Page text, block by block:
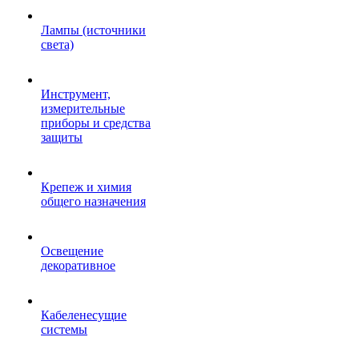
Лампы (источники
света)
Инструмент,
измерительные
приборы и средства
защиты
Крепеж и химия
общего назначения
Освещение
декоративное
Кабеленесущие
системы